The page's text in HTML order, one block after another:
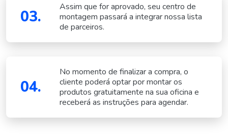
03.
Assim que for aprovado, seu centro de
montagem passará a integrar nossa lista
de parceiros.
04.
No momento de finalizar a compra, o
cliente poderá optar por montar os
produtos gratuitamente na sua oficina e
receberá as instruções para agendar.